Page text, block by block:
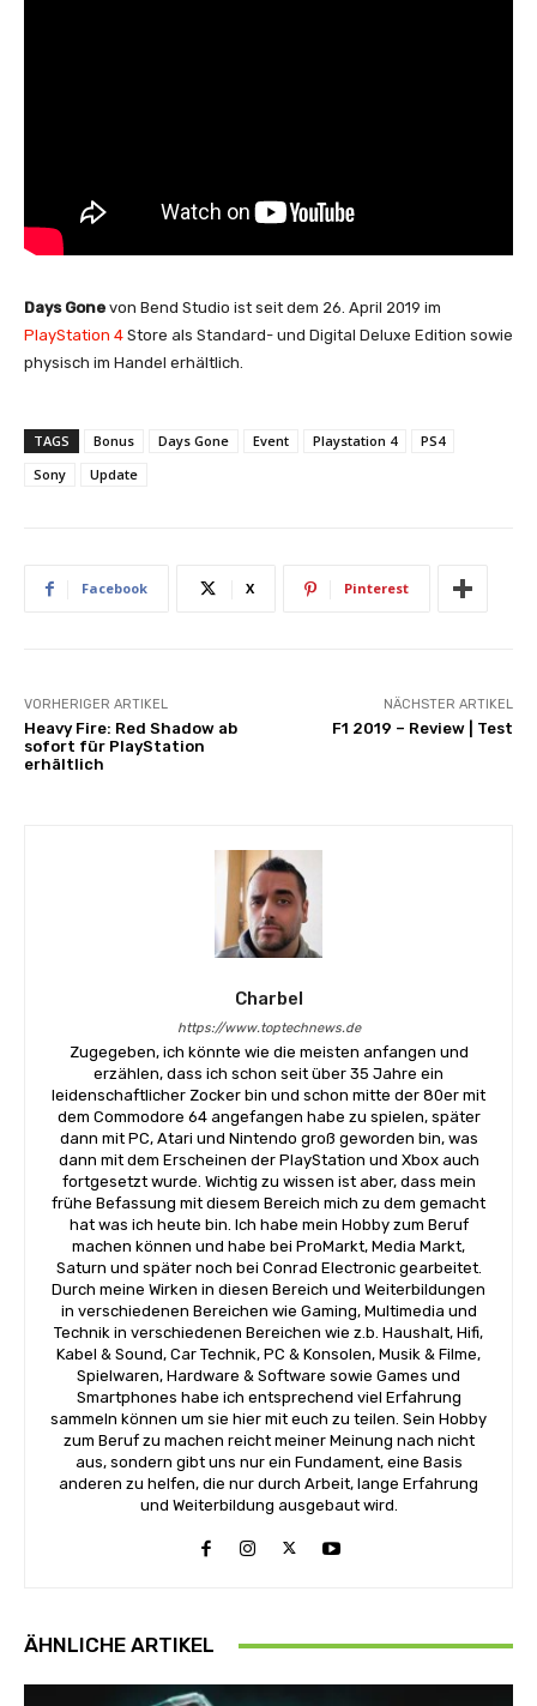
Days Gone von Bend Studio ist seit dem 26. April 2019 im
PlayStation 4 Store als Standard- und Digital Deluxe Edition sowie
physisch im Handel erhältlich.
TAGS Bonus Days Gone Event Playstation 4
PS4
Sony
Update
Facebook X Pinterest
VORHERIGER ARTIKEL
Heavy Fire: Red Shadow ab
sofort für PlayStation
erhältlich
NÄCHSTER ARTIKEL
F1 2019 – Review | Test
Charbel
https://www.toptechnews.de
Zugegeben, ich könnte wie die meisten anfangen und
erzählen, dass ich schon seit über 35 Jahre ein
leidenschaftlicher Zocker bin und schon mitte der 80er mit
dem Commodore 64 angefangen habe zu spielen, später
dann mit PC, Atari und Nintendo groß geworden bin, was
dann mit dem Erscheinen der PlayStation und Xbox auch
fortgesetzt wurde. Wichtig zu wissen ist aber, dass mein
frühe Befassung mit diesem Bereich mich zu dem gemacht
hat was ich heute bin. Ich habe mein Hobby zum Beruf
machen können und habe bei ProMarkt, Media Markt,
Saturn und später noch bei Conrad Electronic gearbeitet.
Durch meine Wirken in diesen Bereich und Weiterbildungen
in verschiedenen Bereichen wie Gaming, Multimedia und
Technik in verschiedenen Bereichen wie z.b. Haushalt, Hifi,
Kabel & Sound, Car Technik, PC & Konsolen, Musik & Filme,
Spielwaren, Hardware & Software sowie Games und
Smartphones habe ich entsprechend viel Erfahrung
sammeln können um sie hier mit euch zu teilen. Sein Hobby
zum Beruf zu machen reicht meiner Meinung nach nicht
aus, sondern gibt uns nur ein Fundament, eine Basis
anderen zu helfen, die nur durch Arbeit, lange Erfahrung
und Weiterbildung ausgebaut wird.
ÄHNLICHE ARTIKEL